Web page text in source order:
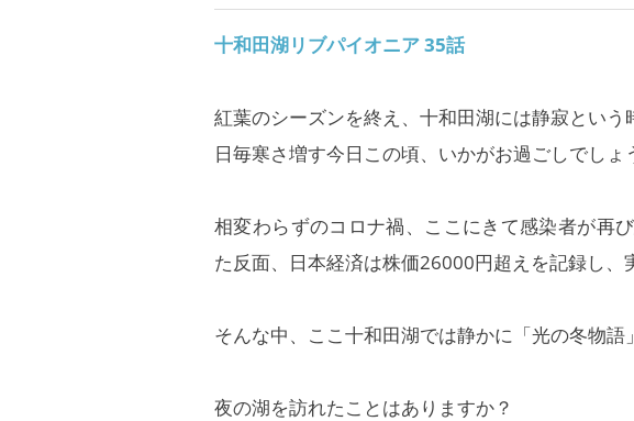
十和田湖リブパイオニア 35話
紅葉のシーズンを終え、十和田湖には静寂という
日毎寒さ増す今日この頃、いかがお過ごしでしょ
相変わらずのコロナ禍、ここにきて感染者が再
た反面、日本経済は株価26000円超えを記録し、
そんな中、ここ十和田湖では静かに「光の冬物語
夜の湖を訪れたことはありますか？